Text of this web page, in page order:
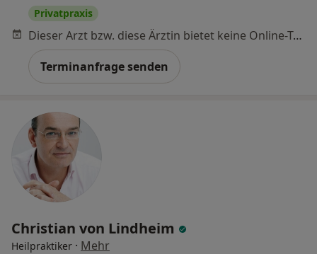
Privatpraxis
Dieser Arzt bzw. diese Ärztin bietet keine Online-Terminbuchung an diesem Standort an.
Terminanfrage senden
Christian von Lindheim
Heilpraktiker · Mehr